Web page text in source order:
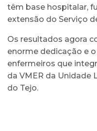
têm base hospitalar,
extensão do Serviço
Os resultados agora
enorme dedicação e
enfermeiros que
da VMER da Unidade
do Tejo.